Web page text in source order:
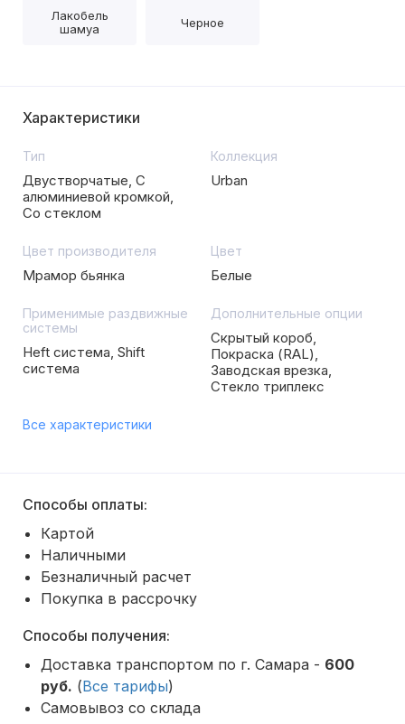
Лакобель
шамуа
Черное
Характеристики
Тип
Двустворчатые, С
алюминиевой кромкой,
Со стеклом
Коллекция
Urban
Цвет производителя
Мрамор бьянка
Цвет
Белые
Применимые раздвижные
системы
Heft система, Shift
система
Дополнительные опции
Скрытый короб,
Покраска (RAL),
Заводская врезка,
Стекло триплекс
Все характеристики
Способы оплаты:
Картой
Наличными
Безналичный расчет
Покупка в рассрочку
Способы получения:
Доставка транспортом по г. Самара - 600
руб. (Все тарифы)
Самовывоз со склада